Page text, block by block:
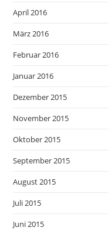
April 2016
März 2016
Februar 2016
Januar 2016
Dezember 2015
November 2015
Oktober 2015
September 2015
August 2015
Juli 2015
Juni 2015